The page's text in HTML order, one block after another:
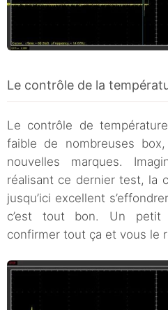
Le contrôle de la
Le contrôle de
faible de nombreuses
nouvelles marques.
réalisant ce dernier test, la
jusqu’ici excellent
c’est tout bon. Un petit
confirmer tout ça et vous le